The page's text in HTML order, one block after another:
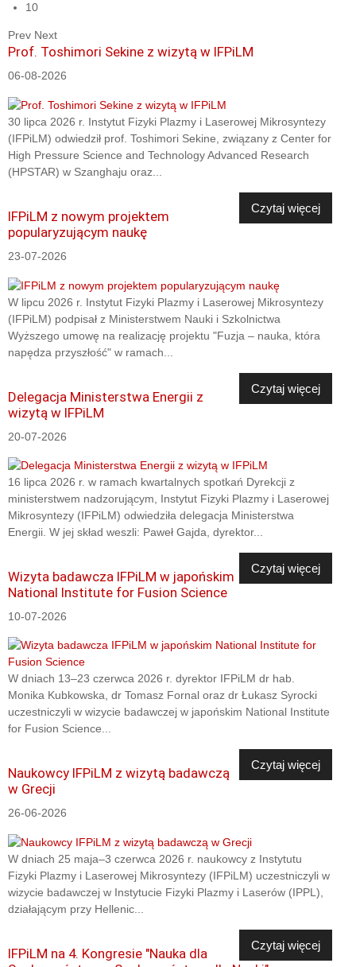
10
Prev Next
Prof. Toshimori Sekine z wizytą w IFPiLM
06-08-2026
30 lipca 2026 r. Instytut Fizyki Plazmy i Laserowej Mikrosyntezy
(IFPiLM) odwiedził prof. Toshimori Sekine, związany z Center for
High Pressure Science and Technology Advanced Research
(HPSTAR) w Szanghaju oraz...
Czytaj więcej
IFPiLM z nowym projektem
popularyzującym naukę
23-07-2026
W lipcu 2026 r. Instytut Fizyki Plazmy i Laserowej Mikrosyntezy
(IFPiLM) podpisał z Ministerstwem Nauki i Szkolnictwa
Wyższego umowę na realizację projektu "Fuzja – nauka, która
napędza przyszłość" w ramach...
Czytaj więcej
Delegacja Ministerstwa Energii z
wizytą w IFPiLM
20-07-2026
16 lipca 2026 r. w ramach kwartalnych spotkań Dyrekcji z
ministerstwem nadzorującym, Instytut Fizyki Plazmy i Laserowej
Mikrosyntezy (IFPiLM) odwiedziła delegacja Ministerstwa
Energii. W jej skład weszli: Paweł Gajda, dyrektor...
Czytaj więcej
Wizyta badawcza IFPiLM w japońskim
National Institute for Fusion Science
10-07-2026
W dniach 13–23 czerwca 2026 r. dyrektor IFPiLM dr hab.
Monika Kubkowska, dr Tomasz Fornal oraz dr Łukasz Syrocki
uczestniczyli w wizycie badawczej w japońskim National Institute
for Fusion Science...
Czytaj więcej
Naukowcy IFPiLM z wizytą badawczą
w Grecji
26-06-2026
W dniach 25 maja–3 czerwca 2026 r. naukowcy z Instytutu
Fizyki Plazmy i Laserowej Mikrosyntezy (IFPiLM) uczestniczyli w
wizycie badawczej w Instytucie Fizyki Plazmy i Laserów (IPPL),
działającym przy Hellenic...
Czytaj więcej
IFPiLM na 4. Kongresie "Nauka dla